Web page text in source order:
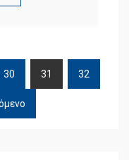
30 31 32